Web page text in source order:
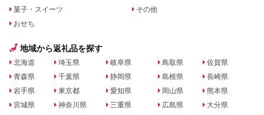
菓子・スイーツ
おせち
その他
地域から返礼品を探す
北海道
青森県
岩手県
宮城県
埼玉県
千葉県
東京都
神奈川県
岐阜県
静岡県
愛知県
三重県
鳥取県
島根県
岡山県
広島県
佐賀県
長崎県
熊本県
大分県